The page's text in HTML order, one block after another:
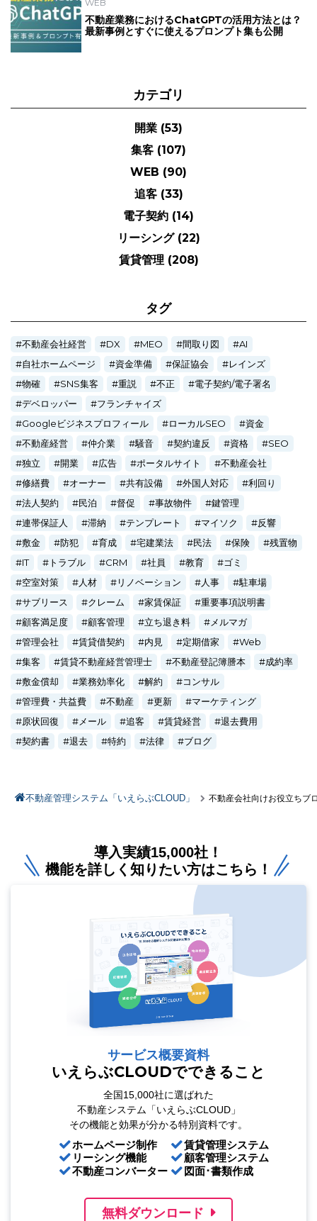
WEB
不動産業務におけるChatGPTの活用方法とは？
最新事例とすぐに使えるプロンプト集も公開
カテゴリ
開業 (53)
集客 (107)
WEB (90)
追客 (33)
電子契約 (14)
リーシング (22)
賃貸管理 (208)
タグ
不動産会社経営 DX MEO 間取り図
AI
自社ホームページ
資金準備 保証協会
レインズ
物確
SNS集客 重説 不正
電子契約/電子署名
デベロッパー
フランチャイズ
Googleビジネスプロフィール
ローカルSEO
資金
不動産経営
仲介業 騒音 契約違反 資格
SEO
独立
開業 広告 ポータルサイト
不動産会社
修繕費
オーナー 共有設備 外国人対応
利回り
法人契約
民泊 督促 事故物件
鍵管理
連帯保証人
滞納 テンプレート マイソク
反響
敷金
防犯 育成 宅建業法 民法 保険
残置物
IT
トラブル CRM 社員 教育
ゴミ
空室対策
人材 リノベーション 人事
駐車場
サブリース
クレーム 家賃保証
重要事項説明書
顧客満足度
顧客管理 立ち退き料
メルマガ
管理会社
賃貸借契約 内見 定期借家
Web
集客
賃貸不動産経営管理士 不動産登記簿謄本
成約率
敷金償却
業務効率化 解約
コンサル
管理費・共益費
不動産 更新
マーケティング
原状回復
メール 追客 賃貸経営
退去費用
契約書
退去 特約 法律 ブログ
不動産管理システム「いえらぶCLOUD」 不動産会社向けお役立ちブ
導入実績15,000社！
機能を詳しく知りたい方はこちら！
サービス概要資料
いえらぶCLOUDでできること
全国15,000社に選ばれた
不動産システム「いえらぶCLOUD」
その機能と効果が分かる特別資料です。
ホームページ制作
リーシング機能
不動産コンバーター
賃貸管理システム
顧客管理システム
図面･書類作成
無料ダウンロード